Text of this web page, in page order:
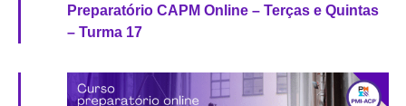
Preparatório CAPM Online – Terças e Quintas
– Turma 17